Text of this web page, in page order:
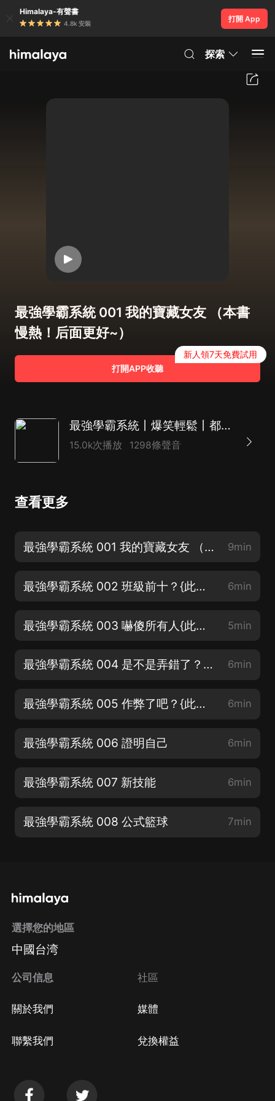
Himalaya-有聲書
4.8k 安裝
打開 App
探索
最強學霸系統 001 我的寶藏女友 （本書
慢熱！后面更好~）
打開APP收聽
新人領7天免費試用
最強學霸系統丨爆笑輕鬆丨都市爽文丨多人有聲劇丨校園青春丨熱血爽文
15.0k次播放 1298條聲音
查看更多
最強學霸系統 001 我的寶藏女友 （本書慢熱！后面更好~） 9min
最強學霸系統 002 班級前十？{此書慢熱，請大家耐心收聽~） 6min
最強學霸系統 003 嚇傻所有人{此書慢熱，請大家耐心收聽~） 5min
最強學霸系統 004 是不是弄錯了？{此書慢熱，請大家耐心收聽~） 6min
最強學霸系統 005 作弊了吧？{此書慢熱，請大家耐心收聽~） 6min
最強學霸系統 006 證明自己 6min
最強學霸系統 007 新技能 6min
最強學霸系統 008 公式籃球 7min
選擇您的地區
中國台湾
公司信息
關於我們
聯繫我們
社區
媒體
兌換權益